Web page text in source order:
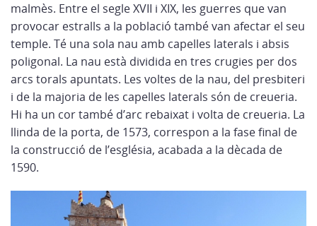
malmès. Entre el segle XVII i XIX, les guerres que van
provocar estralls a la població també van afectar el seu
temple. Té una sola nau amb capelles laterals i absis
poligonal. La nau està dividida en tres crugies per dos
arcs torals apuntats. Les voltes de la nau, del presbiteri
i de la majoria de les capelles laterals són de creueria.
Hi ha un cor també d’arc rebaixat i volta de creueria. La
llinda de la porta, de 1573, correspon a la fase final de
la construcció de l’església, acabada a la dècada de
1590.